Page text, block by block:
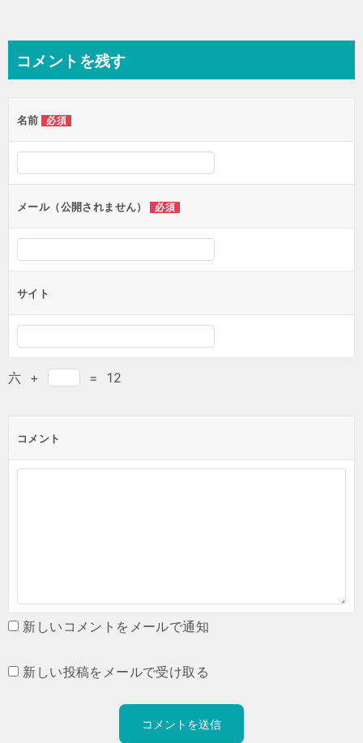
コメントを残す
名前 必須
メール（公開されません） 必須
サイト
六 + = 12
コメント
新しいコメントをメールで通知
新しい投稿をメールで受け取る